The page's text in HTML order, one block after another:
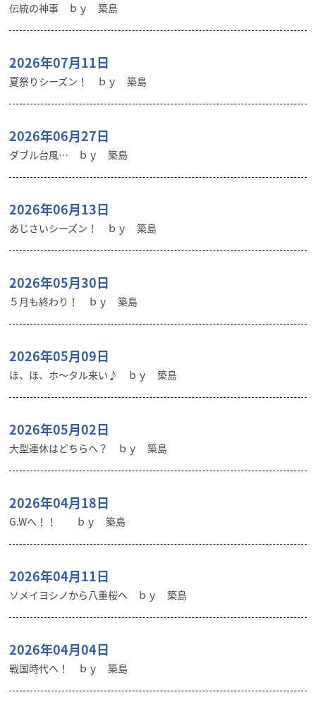
伝統の神事 ｂｙ 築島
2026年07月11日
夏祭りシーズン！ ｂｙ 築島
2026年06月27日
ダブル台風… ｂｙ 築島
2026年06月13日
あじさいシーズン！ ｂｙ 築島
2026年05月30日
５月も終わり！ ｂｙ 築島
2026年05月09日
ほ、ほ、ホ～タル来い♪ ｂｙ 築島
2026年05月02日
大型連休はどちらへ？ ｂｙ 築島
2026年04月18日
G.Wへ！！ ｂｙ 築島
2026年04月11日
ソメイヨシノから八重桜へ ｂｙ 築島
2026年04月04日
戦国時代へ！ ｂｙ 築島